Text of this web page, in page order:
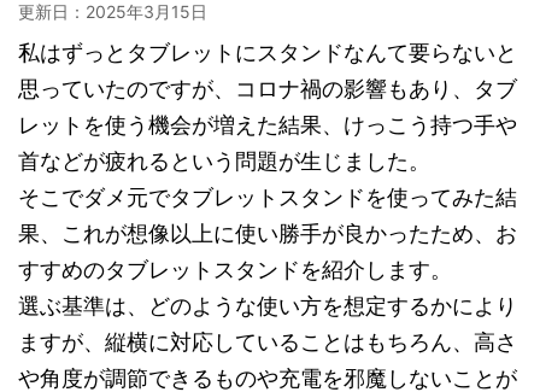
更新日： 2025年3月15日
私はずっとタブレットにスタンドなんて要らないと
思っていたのですが、コロナ禍の影響もあり、タブ
レットを使う機会が増えた結果、けっこう持つ手や
首などが疲れるという問題が生じました。
そこでダメ元でタブレットスタンドを使ってみた結
果、これが想像以上に使い勝手が良かったため、お
すすめのタブレットスタンドを紹介します。
選ぶ基準は、どのような使い方を想定するかにより
ますが、縦横に対応していることはもちろん、高さ
や角度が調節できるものや充電を邪魔しないことが